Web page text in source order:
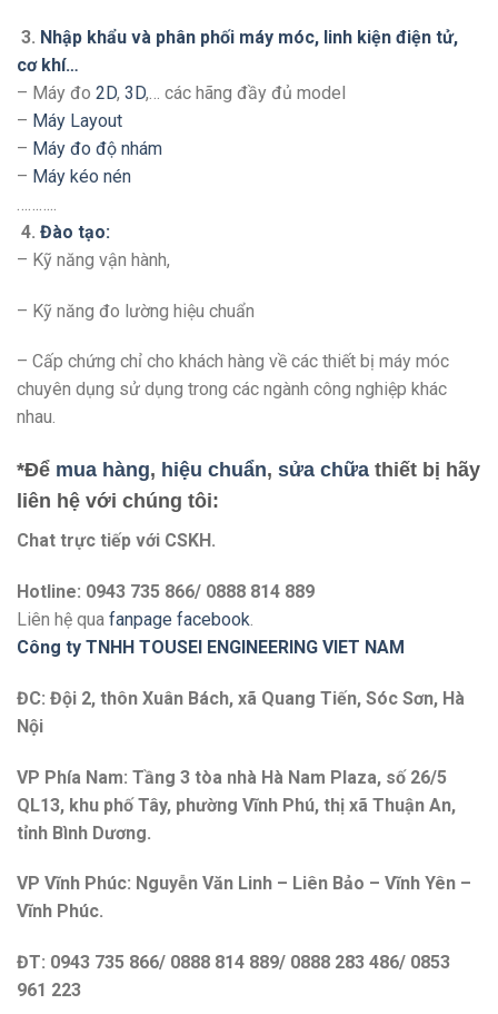
3. Nhập khẩu và phân phối máy móc, linh kiện điện tử,
cơ khí…
– Máy đo 2D, 3D,… các hãng đầy đủ model
– Máy Layout
– Máy đo độ nhám
– Máy kéo nén
4. Đào tạo:
– Kỹ năng vận hành,
– Kỹ năng đo lường hiệu chuẩn
– Cấp chứng chỉ cho khách hàng về các thiết bị máy móc
chuyên dụng sử dụng trong các ngành công nghiệp khác
nhau.
*Để mua hàng, hiệu chuẩn, sửa chữa thiết bị hãy
liên hệ với chúng tôi:
Chat trực tiếp với CSKH.
Hotline: 0943 735 866/ 0888 814 889
Liên hệ qua fanpage facebook.
Công ty TNHH TOUSEI ENGINEERING VIET NAM
ĐC: Đội 2, thôn Xuân Bách, xã Quang Tiến, Sóc Sơn, Hà
Nội
VP Phía Nam: Tầng 3 tòa nhà Hà Nam Plaza, số 26/5
QL13, khu phố Tây, phường Vĩnh Phú, thị xã Thuận An,
tỉnh Bình Dương.
VP Vĩnh Phúc: Nguyễn Văn Linh – Liên Bảo – Vĩnh Yên –
Vĩnh Phúc.
ĐT: 0943 735 866/ 0888 814 889/ 0888 283 486/ 0853
961 223